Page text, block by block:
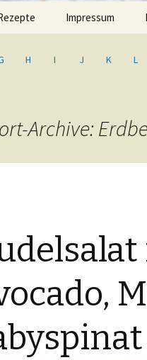
Impressum
H I J K L
Archive: